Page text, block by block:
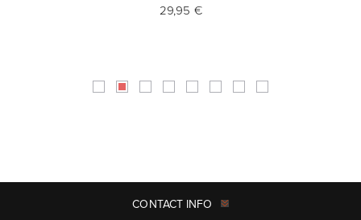
29,95 €
CONTACT INFO